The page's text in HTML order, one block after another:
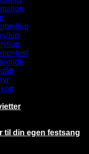
fest
til din egen festsang